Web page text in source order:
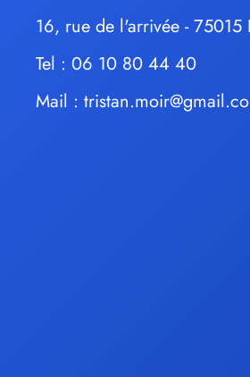
16, rue de l'arrivée - 75015
Tel : 06 10 80 44 40
Mail :